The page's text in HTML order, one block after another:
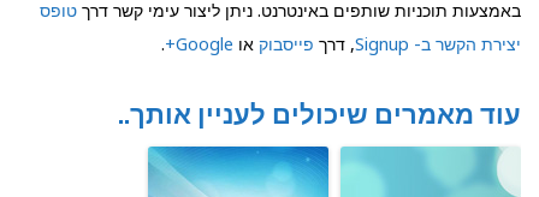
באמצעות תוכניות שותפים באינטרנט. ניתן ליצור עימי קשר דרך טופס
יצירת הקשר ב- Signup
, דרך פייסבוק או Google+
.
עוד מאמרים שיכולים לעניין אותך..